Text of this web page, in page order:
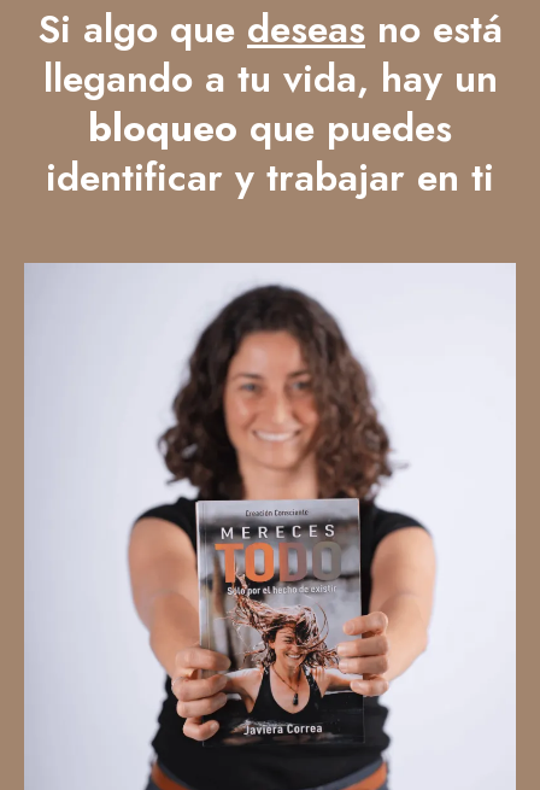
Si algo que deseas no está
llegando a tu vida, hay un
bloqueo que puedes
identificar y trabajar en ti